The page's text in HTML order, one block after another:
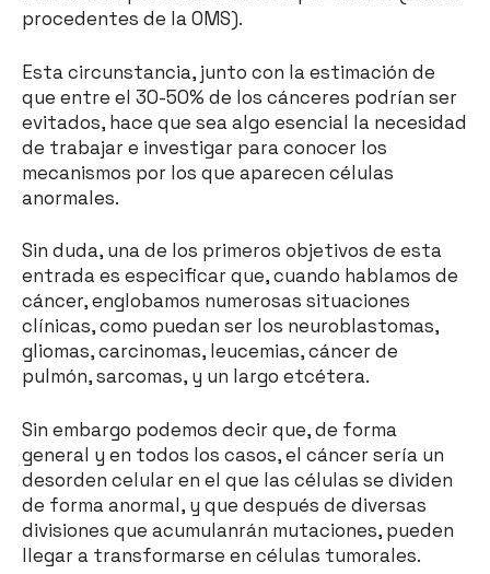
procedentes de la OMS).
Esta circunstancia, junto con la estimación de
que entre el 30-50% de los cánceres podrían ser
evitados, hace que sea algo esencial la necesidad
de trabajar e investigar para conocer los
mecanismos por los que aparecen células
anormales.
Sin duda, una de los primeros objetivos de esta
entrada es especificar que, cuando hablamos de
cáncer, englobamos numerosas situaciones
clínicas, como puedan ser los neuroblastomas,
gliomas, carcinomas, leucemias, cáncer de
pulmón, sarcomas, y un largo etcétera.
Sin embargo podemos decir que, de forma
general y en todos los casos, el cáncer sería un
desorden celular en el que las células se dividen
de forma anormal, y que después de diversas
divisiones que acumulanrán mutaciones, pueden
llegar a transformarse en células tumorales.